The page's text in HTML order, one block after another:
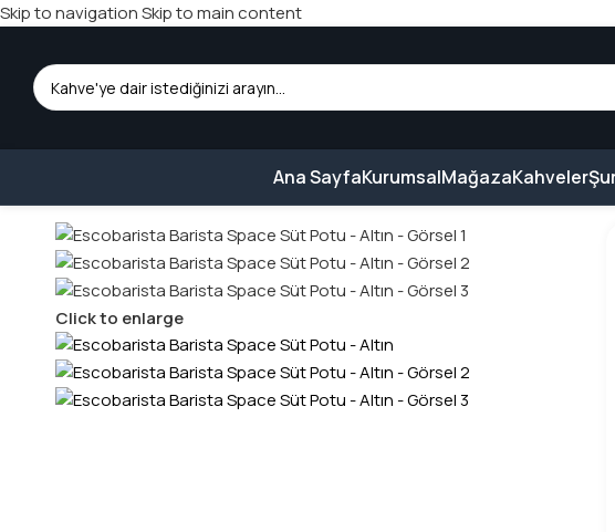
Skip to navigationSkip to main content
Ana SayfaKurumsalMağazaKahveler
Click to enlarge